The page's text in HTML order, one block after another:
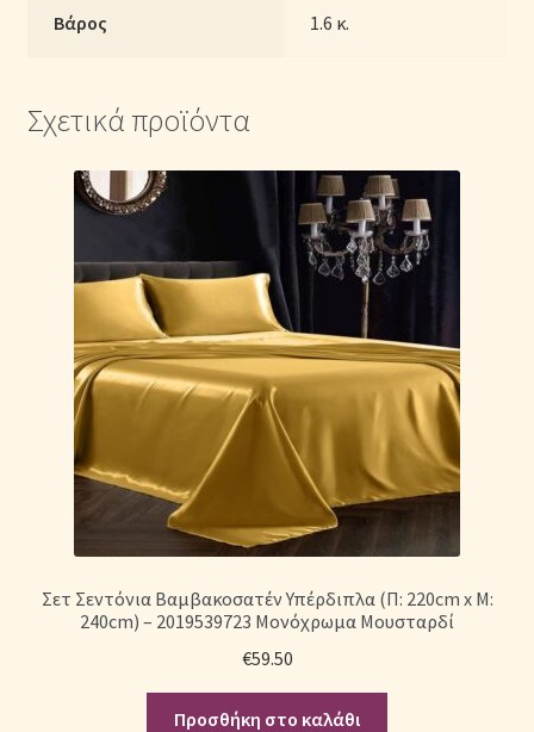
Βάρος 1.6 κ.
Σχετικά προϊόντα
Σετ Σεντόνια Βαμβακοσατέν Υπέρδιπλα (Π: 220cm x Μ:
240cm) – 2019539723 Μονόχρωμα Μουσταρδί
€59.50
Προσθήκη στο καλάθι